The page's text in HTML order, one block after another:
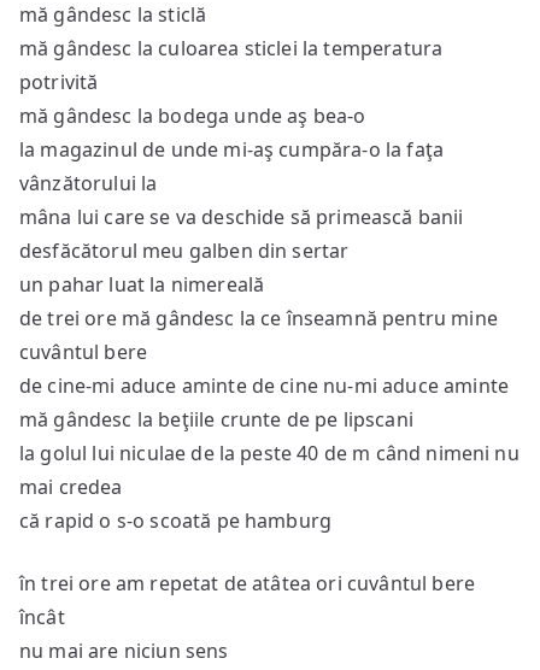
mă gândesc la sticlă
mă gândesc la culoarea sticlei la temperatura
potrivită
mă gândesc la bodega unde aş bea-o
la magazinul de unde mi-aş cumpăra-o la faţa
vânzătorului la
mâna lui care se va deschide să primească banii
desfăcătorul meu galben din sertar
un pahar luat la nimereală
de trei ore mă gândesc la ce înseamnă pentru mine
cuvântul bere
de cine-mi aduce aminte de cine nu-mi aduce aminte
mă gândesc la beţiile crunte de pe lipscani
la golul lui niculae de la peste 40 de m când nimeni nu
mai credea
că rapid o s-o scoată pe hamburg
în trei ore am repetat de atâtea ori cuvântul bere
încât
nu mai are niciun sens